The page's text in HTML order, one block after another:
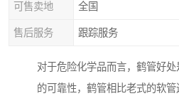
可售卖地 全国
售后服务 跟踪服务
对于危险化学品而言，鹤管好
的可靠性，鹤管相比老式的软